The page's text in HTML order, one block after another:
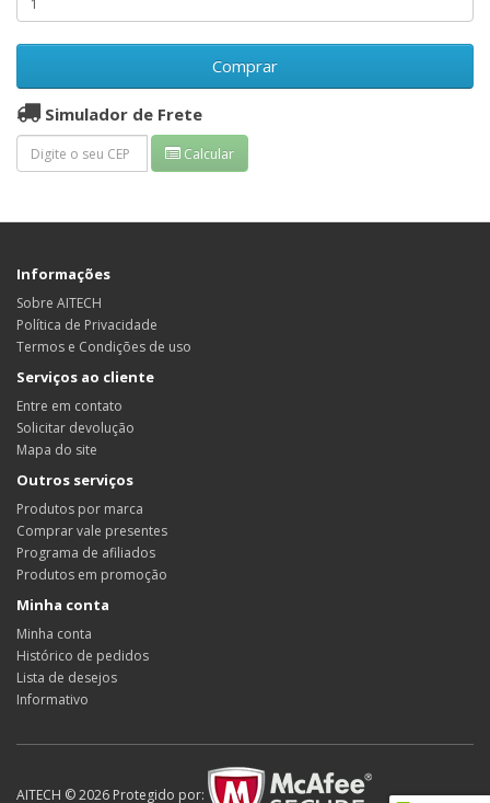
Comprar
Simulador de Frete
Calcular
Informações
Sobre AITECH
Política de Privacidade
Termos e Condições de uso
Serviços ao cliente
Entre em contato
Solicitar devolução
Mapa do site
Outros serviços
Produtos por marca
Comprar vale presentes
Programa de afiliados
Produtos em promoção
Minha conta
Minha conta
Histórico de pedidos
Lista de desejos
Informativo
AITECH © 2026 Protegido por: